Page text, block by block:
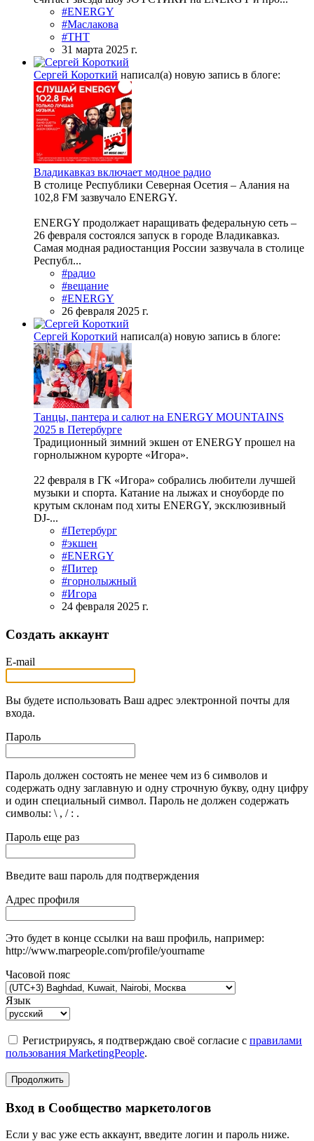
#ENERGY
#Маслакова
#ТНТ
31 марта 2025 г.
Сергей Короткий написал(а) новую запись в блоге:
Владикавказ включает модное радио
В столице Республики Северная Осетия – Алания на
102,8 FM зазвучало ENERGY.
ENERGY продолжает наращивать федеральную сеть –
26 февраля состоялся запуск в городе Владикавказ.
Самая модная радиостанция России зазвучала в столице
Республ...
#радио
#вещание
#ENERGY
26 февраля 2025 г.
Сергей Короткий написал(а) новую запись в блоге:
Танцы, пантера и салют на ENERGY MOUNTAINS
2025 в Петербурге
Традиционный зимний экшен от ENERGY прошел на
горнолыжном курорте «Игора».
22 февраля в ГК «Игора» собрались любители лучшей
музыки и спорта. Катание на лыжах и сноуборде по
крутым склонам под хиты ENERGY, эксклюзивный
DJ-...
#Петербург
#экшен
#ENERGY
#Питер
#горнолыжный
#Игора
24 февраля 2025 г.
Создать аккаунт
E-mail
Вы будете использовать Ваш адрес электронной почты для
входа.
Пароль
Пароль должен состоять не менее чем из 6 символов и
содержать одну заглавную и одну строчную букву, одну цифру
и один специальный символ. Пароль не должен содержать
символы: \ , / : .
Пароль еще раз
Введите ваш пароль для подтверждения
Адрес профиля
Это будет в конце ссылки на ваш профиль, например:
http://www.marpeople.com/profile/yourname
Часовой пояс
Язык
Регистрируясь, я подтверждаю своё согласие с правилами
пользования MarketingPeople.
Продолжить
Вход в Сообщество маркетологов
Если у вас уже есть аккаунт, введите логин и пароль ниже.